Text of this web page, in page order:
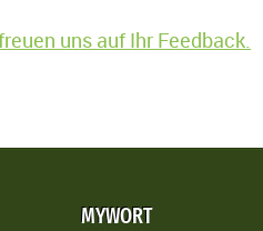
uns auf Ihr Feedback.
MYWORT